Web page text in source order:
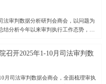
商会将秉承“服务会员、促进交流、助
鲁蒙两地经济文化交流的桥梁，推动在
作共赢，为山东与内蒙古的经济社会发
郭勒商会的成立，不仅为在鲁的锡林郭
大学中国新民营经济研究中心主任罗知
营经济创新发展服务支点建设》的主旨
指出，在中部崛起战略中，武汉发挥着
已成为支撑湖北发展的关键力量。罗知
突出；二是人工智能的颠覆式科技创
字时代逆向创新的主力军。为做好湖北
平竞争的市场环境；建设长江中游创新
法审判数据分析研判会商会，以问题为
结分析今年以来审判执行工作态势，部
工作情况。各基层法院逐一汇报执法办
作中存在的短板和不足，并明确了工作
各分管院领导点评和部署了条线相关工
院要紧盯年度目标任务不放松，坚决扛
召开2025年1-10月司法审判数
月司法审判数据会商会，全面梳理审执